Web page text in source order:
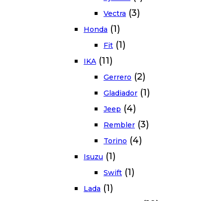
Vectra (3)
Honda (1)
Fit (1)
IKA (11)
Gerrero (2)
Gladiador (1)
Jeep (4)
Rembler (3)
Torino (4)
Isuzu (1)
Swift (1)
Lada (1)